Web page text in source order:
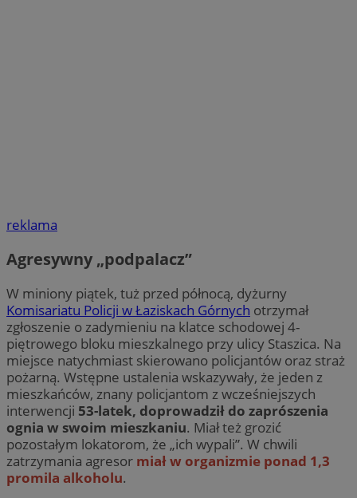
reklama
Agresywny „podpalacz”
W miniony piątek, tuż przed północą, dyżurny
Komisariatu Policji w Łaziskach Górnych otrzymał
zgłoszenie o zadymieniu na klatce schodowej 4-
piętrowego bloku mieszkalnego przy ulicy Staszica. Na
miejsce natychmiast skierowano policjantów oraz straż
pożarną. Wstępne ustalenia wskazywały, że jeden z
mieszkańców, znany policjantom z wcześniejszych
interwencji 53-latek, doprowadził do zaprószenia
ognia w swoim mieszkaniu. Miał też grozić
pozostałym lokatorom, że „ich wypali”. W chwili
zatrzymania agresor miał w organizmie ponad 1,3
promila alkoholu.